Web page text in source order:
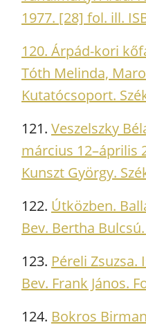
1977. [28] fol. ill.
120. Árpád-kori
Tóth Melinda,
Kutatócsoport.
121. Veszelszky
március 12–április
Kunszt György.
122. Útközben.
Bev. Bertha
123. Péreli Zsuzsa.
Bev. Frank János.
124. Bokros